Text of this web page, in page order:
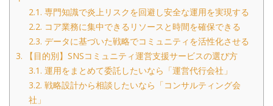
2.1. 専門知識で炎上リスクを回避し安全な運用を実現する
2.2. コア業務に集中できるリソースと時間を確保できる
2.3. データに基づいた戦略でコミュニティを活性化させる
3. 【目的別】SNSコミュニティ運営支援サービスの選び方
3.1. 運用をまとめて委託したいなら「運営代行会社」
3.2. 戦略設計から相談したいなら「コンサルティング会
社」